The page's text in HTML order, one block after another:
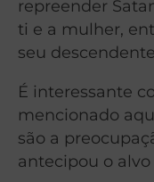
repreender
ti e a mulher,
seu
É interessante
mencionado
são a
antecipou o